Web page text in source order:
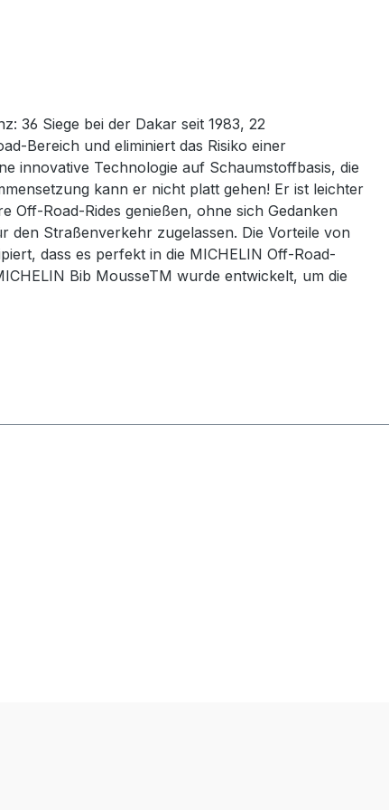
36 Siege bei der Dakar seit 1983, 22
Bereich und eliminiert das Risiko einer
innovative Technologie auf Schaumstoffbasis, die
kann er nicht platt gehen! Er ist leichter
Off-Road-Rides genießen, ohne sich Gedanken
Straßenverkehr zugelassen. Die Vorteile von
dass es perfekt in die MICHELIN Off-Road-
Bib MousseTM wurde entwickelt, um die